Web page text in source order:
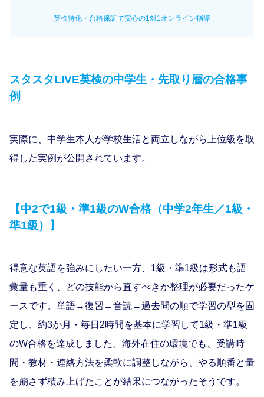
英検特化・合格保証で安心の1対1オンライン指導
スタスタLIVE英検の中学生・先取り層の合格事
例
実際に、中学生本人が学校生活と両立しながら上位級を取
得した実例が公開されています。
【中2で1級・準1級のW合格（中学2年生／1級・
準1級）】
得意な英語を強みにしたい一方、1級・準1級は形式も語
彙量も重く、どの技能から直すべきか整理が必要だったケ
ースです。単語→復習→音読→過去問の順で学習の型を固
定し、約3か月・毎日2時間を基本に学習して1級・準1級
のW合格を達成しました。海外在住の環境でも、受講時
間・教材・連絡方法を柔軟に調整しながら、やる順番と量
を崩さず積み上げたことが結果につながったそうです。